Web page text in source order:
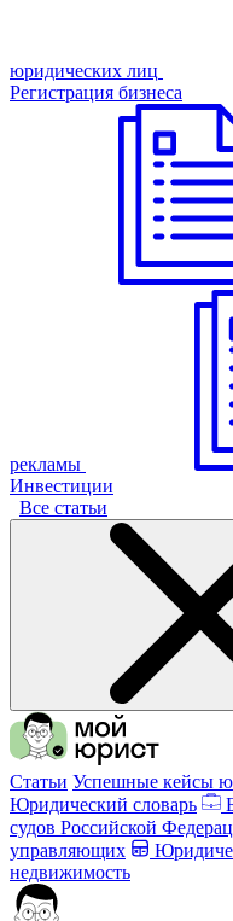
юридических лиц
Регистрация бизнеса
рекламы
Инвестиции
Все статьи
Статьи Успешные кейсы
Юридический словарь
судов Российской
управляющих
недвижимость